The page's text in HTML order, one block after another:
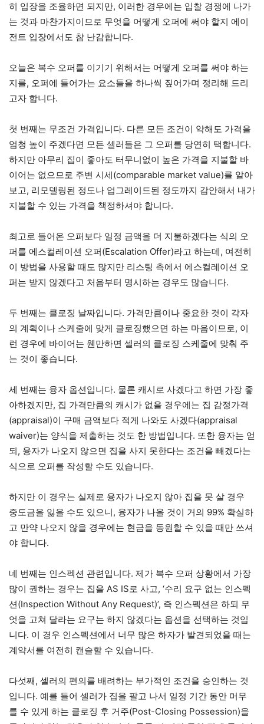
히 입장을 조율하면 되지만, 이러한 경우에는 입찰 경쟁에 나가
는 것과 마찬가지이므로 무엇을 어떻게 오퍼에 써야 할지 에이
전트 입장에서도 참 난감합니다.
오늘은 복수 오퍼를 이기기 위해서는 어떻게 오퍼를 써야 하는
지를, 오퍼에 들어가는 요소들을 하나씩 짚어가며 정리해 드리
고자 합니다.
첫 번째는 무조건 가격입니다. 다른 모든 조건이 약해도 가격을
엄청 높이 주겠다면 모든 셀러들은 그 오퍼를 당연히 택합니다.
하지만 아무리 집이 좋아도 터무니없이 높은 가격을 지불할 바
이어는 없으므로 주변 시세(comparable market value)를 알아
보고, 리모델링된 정도나 업그레이드된 정도까지 감안해서 내가
지불할 수 있는 가격을 책정하셔야 합니다.
최고로 들어온 오퍼보다 일정 금액을 더 지불하겠다는 식의 오
퍼를 에스컬레이션 오퍼(Escalation Offer)라고 하는데, 여전히
이 방법을 사용할 때도 많지만 리스팅 측에서 에스컬레이션 오
퍼는 받지 않겠다고 처음부터 명시하는 경우도 많습니다.
두 번째는 클로징 날짜입니다. 가격만큼이나 중요한 것이 각자
의 계획이나 스케줄에 맞게 클로징했으면 하는 마음이므로, 이
런 경우에 바이어는 웬만하면 셀러의 클로징 스케줄에 맞춰 주
는 것이 좋습니다.
세 번째는 융자 옵션입니다. 물론 캐시로 사겠다고 하면 가장 좋
아하겠지만, 집 가격만큼의 캐시가 없을 경우에는 집 감정가격
(appraisal)이 구매 금액보다 적게 나와도 사겠다(appraisal
waiver)는 양식을 제출하는 것도 한 방법입니다. 또한 융자는 얻
되, 융자가 나오지 않으면 집을 사지 못한다는 조건을 빼겠다는
식으로 오퍼를 작성할 수도 있습니다.
하지만 이 경우는 실제로 융자가 나오지 않아 집을 못 살 경우
중도금을 잃을 수도 있으니, 융자가 나올 것이 거의 99% 확실하
고 만약 나오지 않을 경우에는 현금을 동원할 수 있을 때만 쓰셔
야 합니다.
네 번째는 인스펙션 관련입니다. 제가 복수 오퍼 상황에서 가장
많이 권하는 경우는 집을 AS IS로 사고, ‘수리 요구 없는 인스펙
션(Inspection Without Any Request)’, 즉 인스펙션은 하되 무
엇을 고쳐 달라는 요구는 하지 않겠다는 옵션을 선택하는 것입
니다. 이 경우 인스펙션에서 너무 많은 하자가 발견되었을 때는
계약서를 여전히 캔슬할 수 있습니다.
다섯째, 셀러의 편의를 배려하는 부가적인 조건을 승인하는 것
입니다. 예를 들어 셀러가 집을 팔고 나서 일정 기간 동안 머무
를 수 있게 하는 클로징 후 거주(Post-Closing Possession)을